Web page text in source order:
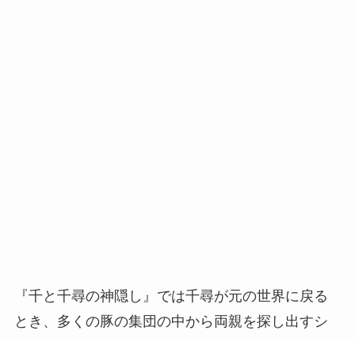
『千と千尋の神隠し』では千尋が元の世界に戻る
とき、多くの豚の集団の中から両親を探し出すシ